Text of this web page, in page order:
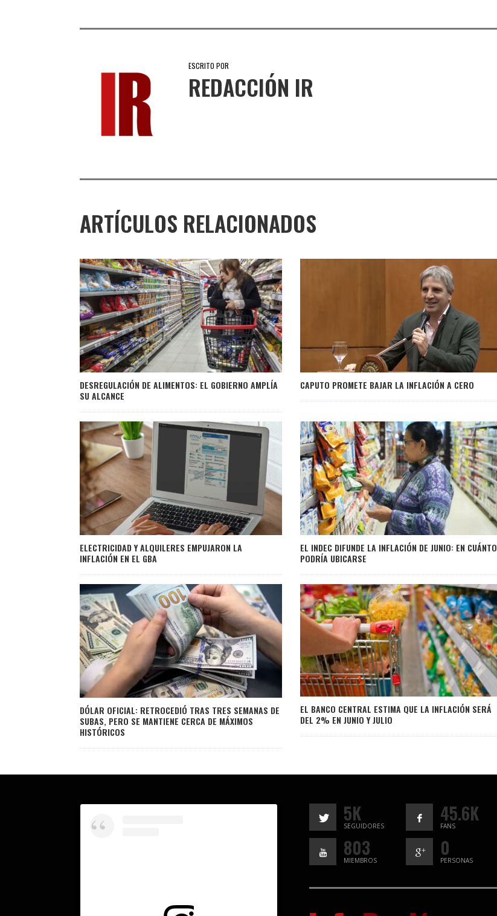
ESCRITO POR
REDACCIÓN IR
ARTÍCULOS RELACIONADOS
DESREGULACIÓN DE ALIMENTOS: EL GOBIERNO AMPLÍA
SU ALCANCE
CAPUTO PROMETE BAJAR LA INFLACIÓN A CERO
ELECTRICIDAD Y ALQUILERES EMPUJARON LA
INFLACIÓN EN EL GBA
EL INDEC DIFUNDE LA INFLACIÓN DE JUNIO: EN CUÁNTO
PODRÍA UBICARSE
DÓLAR OFICIAL: RETROCEDIÓ TRAS TRES SEMANAS DE
SUBAS, PERO SE MANTIENE CERCA DE MÁXIMOS
HISTÓRICOS
EL BANCO CENTRAL ESTIMA QUE LA INFLACIÓN SERÁ
DEL 2% EN JUNIO Y JULIO
5K
SEGUIDORES
45.6K
FANS
803
MIEMBROS
0
PERSONAS